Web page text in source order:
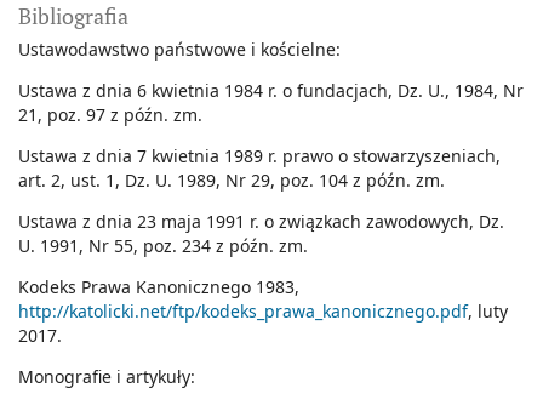
Bibliografia
Ustawodawstwo państwowe i kościelne:
Ustawa z dnia 6 kwietnia 1984 r. o fundacjach, Dz. U., 1984, Nr
21, poz. 97 z późn. zm.
Ustawa z dnia 7 kwietnia 1989 r. prawo o stowarzyszeniach,
art. 2, ust. 1, Dz. U. 1989, Nr 29, poz. 104 z późn. zm.
Ustawa z dnia 23 maja 1991 r. o związkach zawodowych, Dz.
U. 1991, Nr 55, poz. 234 z późn. zm.
Kodeks Prawa Kanonicznego 1983,
http://katolicki.net/ftp/kodeks_prawa_kanonicznego.pdf, luty
2017.
Monografie i artykuły: